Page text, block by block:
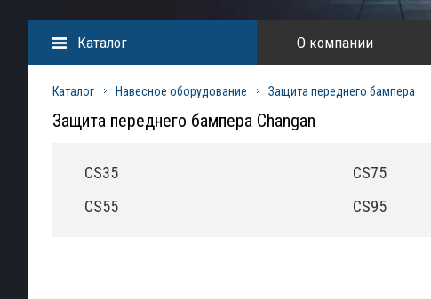
О компании
Каталог
Каталог Навесное оборудование Защита переднего бампера
Защита переднего бампера Changan
CS35
CS55
CS75
CS95